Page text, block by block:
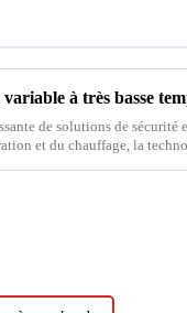
de solutions de sécurité
et du chauffage, la